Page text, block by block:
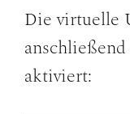
Die virtuelle
aktiviert: